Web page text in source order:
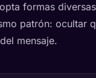
formas
patrón: ocultar
mensaje.